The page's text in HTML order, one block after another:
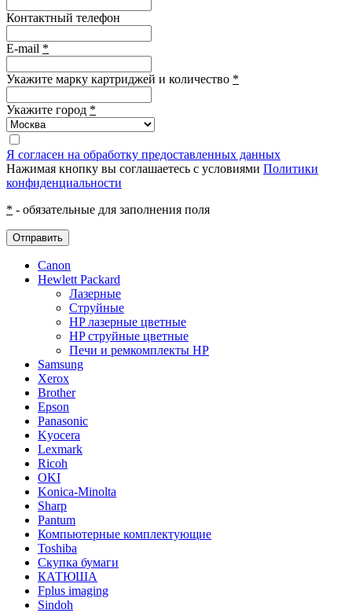
Контактный телефон
E-mail *
Укажите марку картриджей и количество *
Укажите город *
Я согласен на обработку предоставленных данных
Нажимая кнопку вы соглашаетесь с условиями Политики
конфиденциальности
* - обязательные для заполнения поля
Отправить
Canon
Hewlett Packard
Лазерные
Струйные
HP лазерные цветные
HP струйные цветные
Печи и ремкомплекты HP
Samsung
Xerox
Brother
Epson
Panasonic
Kyocera
Lexmark
Ricoh
OKI
Konica-Minolta
Sharp
Pantum
Компьютерные комплектующие
Toshiba
Скупка бумаги
КАТЮША
Fplus imaging
Sindoh